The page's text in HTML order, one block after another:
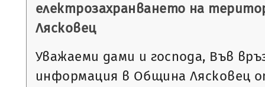
електрозахранването на
Лясковец
Уважаеми дами и господа, Във
информация в Община Лясковец